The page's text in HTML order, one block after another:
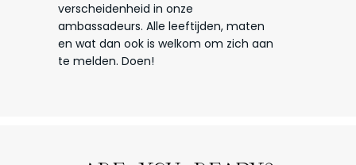
verscheidenheid in onze
ambassadeurs. Alle leeftijden, maten
en wat dan ook is welkom om zich aan
te melden. Doen!